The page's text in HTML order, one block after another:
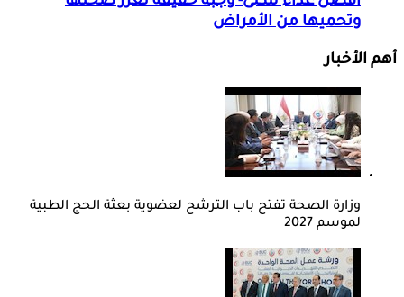
وتحميها من الأمراض
أهم الأخبار
وزارة الصحة تفتح باب الترشح لعضوية بعثة الحج الطبية
لموسم 2027